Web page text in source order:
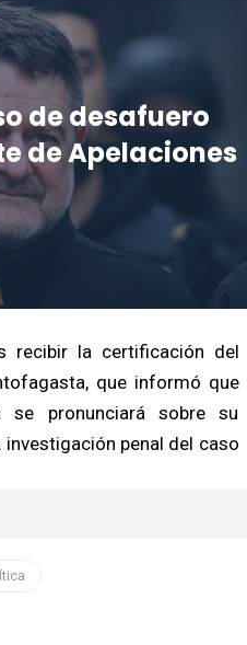
de desafuero
de Apelaciones
recibir la certificación del
que informó que
se pronunciará sobre su
penal del caso